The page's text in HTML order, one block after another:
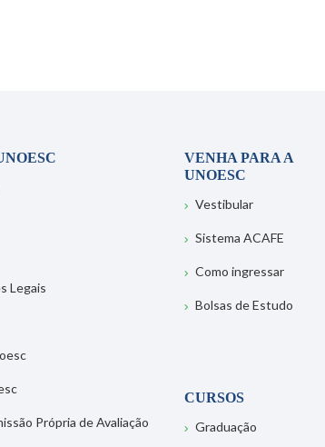
Legais
Própria de Avaliação
VENHA PARA A
UNOESC
Vestibular
Sistema ACAFE
Como ingressar
Bolsas de Estudo
CURSOS
Graduação